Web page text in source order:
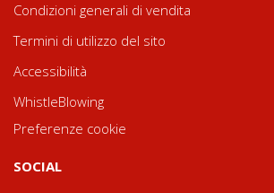
Condizioni generali di vendita
Termini di utilizzo del sito
Accessibilità
WhistleBlowing
Preferenze cookie
SOCIAL